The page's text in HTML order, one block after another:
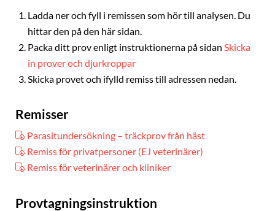
Ladda ner och fyll i remissen som hör till analysen. Du
hittar den på den här sidan.
Packa ditt prov enligt instruktionerna på sidan Skicka
in prover och djurkroppar
Skicka provet och ifylld remiss till adressen nedan.
Remisser
Parasitundersökning – träckprov från häst
Remiss för privatpersoner (EJ veterinärer)
Remiss för veterinärer och kliniker
Provtagningsinstruktion